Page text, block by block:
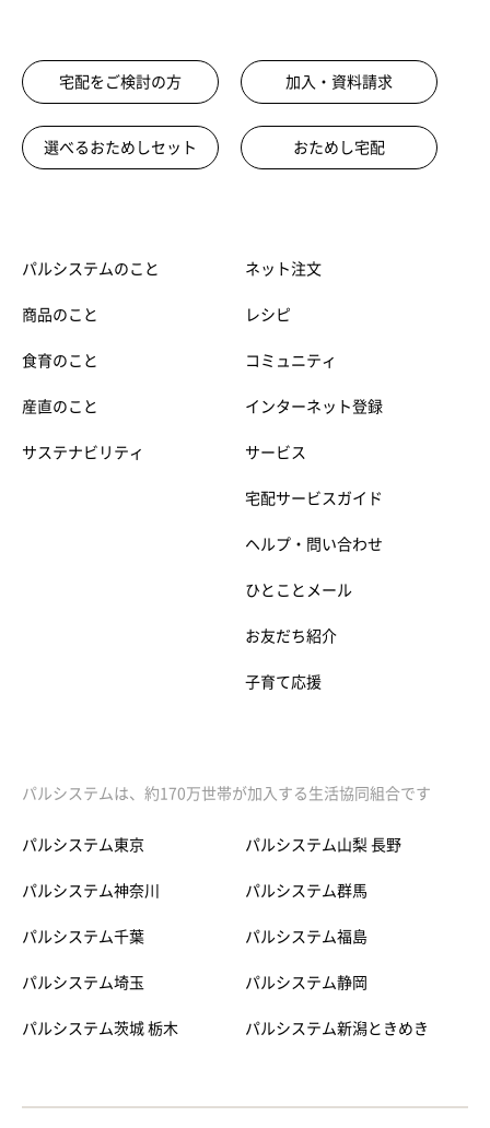
宅配をご検討の方 加入・資料請求
選べるおためしセット おためし宅配
パルシステムのこと
商品のこと
食育のこと
産直のこと
サステナビリティ
ネット注文
レシピ
コミュニティ
インターネット登録
サービス
宅配サービスガイド
ヘルプ・問い合わせ
ひとことメール
お友だち紹介
子育て応援
パルシステムは、約170万世帯が加入する生活協同組合です
パルシステム東京
パルシステム神奈川
パルシステム千葉
パルシステム埼玉
パルシステム茨城 栃木
パルシステム山梨 長野
パルシステム群馬
パルシステム福島
パルシステム静岡
パルシステム新潟ときめき